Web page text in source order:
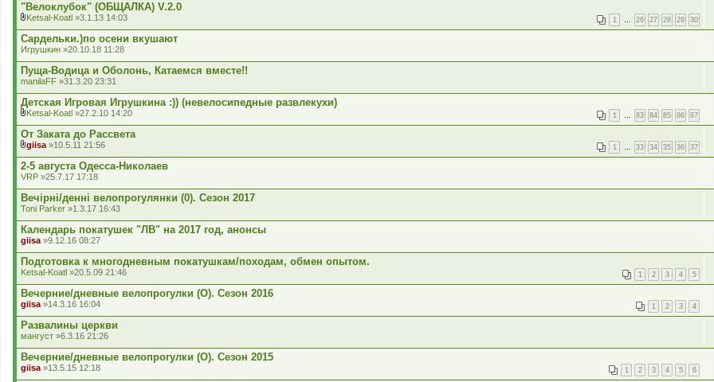
"Велоклубок" (ОБЩАЛКА) V.2.0
1 … 26 27 28 29 30
к
л
а
д
е
н
н
я
Ketsal-Koatl »3.1.13 14:03
Сардельки.)по осени вкушают
Игрушкин »20.10.18 11:28
Пуща-Водица и Оболонь, Катаемся вместе!!
manilaFF »31.3.20 23:31
Детская Игровая Игрушкина :)) (невелосипедные развлекухи)
1 … 83 84 85 86 87
к
л
а
д
е
н
н
я
Ketsal-Koatl »27.2.10 14:20
От Заката до Рассвета
1 … 33 34 35 36 37
В
к
л
а
д
е
н
н
я
giisa »10.5.11 21:56
2-5 августа Одесса-Николаев
VRP »25.7.17 17:18
Вечірні/денні велопрогулянки (0). Сезон 2017
Toni Parker »1.3.17 16:43
Календарь покатушек "ЛВ" на 2017 год, анонсы
giisa »9.12.16 08:27
Подготовка к многодневным покатушкам/походам, обмен опытом.
1 2 3 4 5
Ketsal-Koatl »20.5.09 21:46
Вечерние/дневные велопрогулки (О). Сезон 2016
1 2 3 4
giisa »14.3.16 16:04
Развалины церкви
мангуст »6.3.16 21:26
Вечерние/дневные велопрогулки (О). Сезон 2015
1 2 3 4 5 6
giisa »13.5.15 12:18